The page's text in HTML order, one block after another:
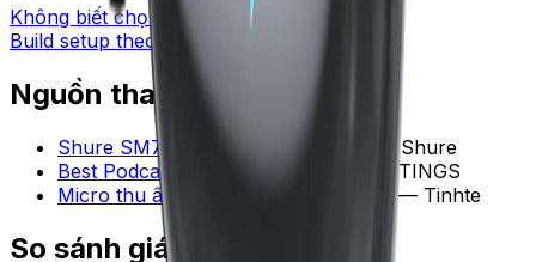
Không biết chọn?
Build setup theo budget →
Nguồn tham khảo
Shure SM7B — Trang chính hãng
Shure
Best Podcast Microphones 2026
RTINGS
Micro thu âm podcast cho người mới — Tinhte
So sánh giá ngay